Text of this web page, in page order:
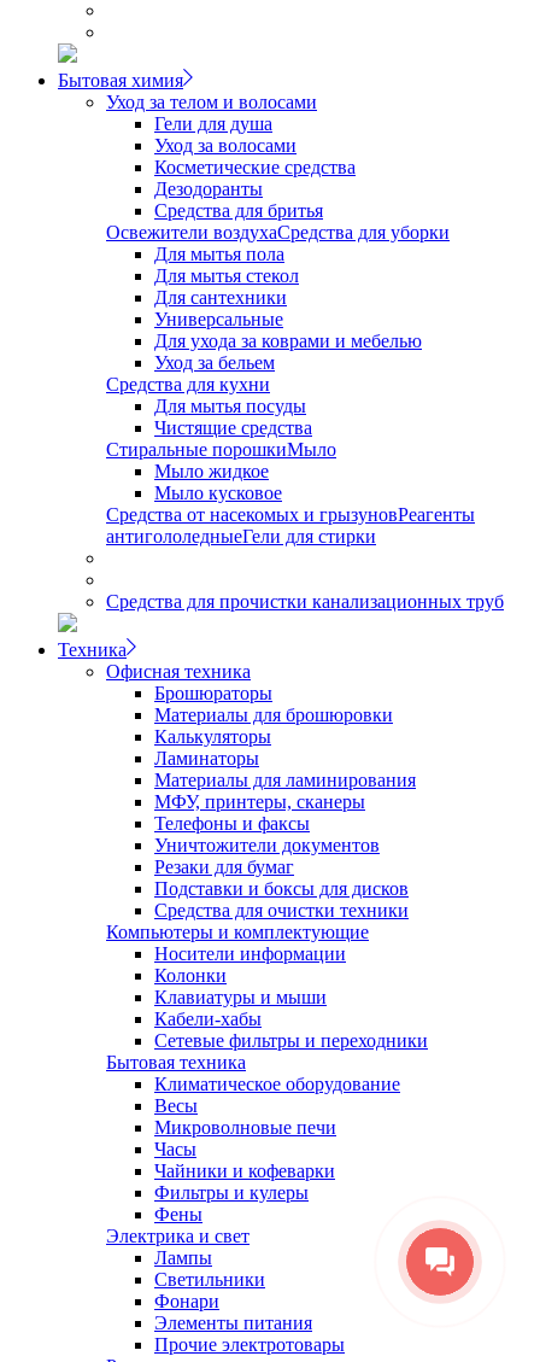
Бытовая химия
Уход за телом и волосами
Гели для душа
Уход за волосами
Косметические средства
Дезодоранты
Средства для бритья
Освежители воздухаСредства для уборки
Для мытья пола
Для мытья стекол
Для сантехники
Универсальные
Для ухода за коврами и мебелью
Уход за бельем
Средства для кухни
Для мытья посуды
Чистящие средства
Стиральные порошкиМыло
Мыло жидкое
Мыло кусковое
Средства от насекомых и грызуновРеагенты
антигололедныеГели для стирки
Средства для прочистки канализационных труб
Техника
Офисная техника
Брошюраторы
Материалы для брошюровки
Калькуляторы
Ламинаторы
Материалы для ламинирования
МФУ, принтеры, сканеры
Телефоны и факсы
Уничтожители документов
Резаки для бумаг
Подставки и боксы для дисков
Средства для очистки техники
Компьютеры и комплектующие
Носители информации
Колонки
Клавиатуры и мыши
Кабели-хабы
Сетевые фильтры и переходники
Бытовая техника
Климатическое оборудование
Весы
Микроволновые печи
Часы
Чайники и кофеварки
Фильтры и кулеры
Фены
Электрика и свет
Лампы
Светильники
Фонари
Элементы питания
Прочие электротовары